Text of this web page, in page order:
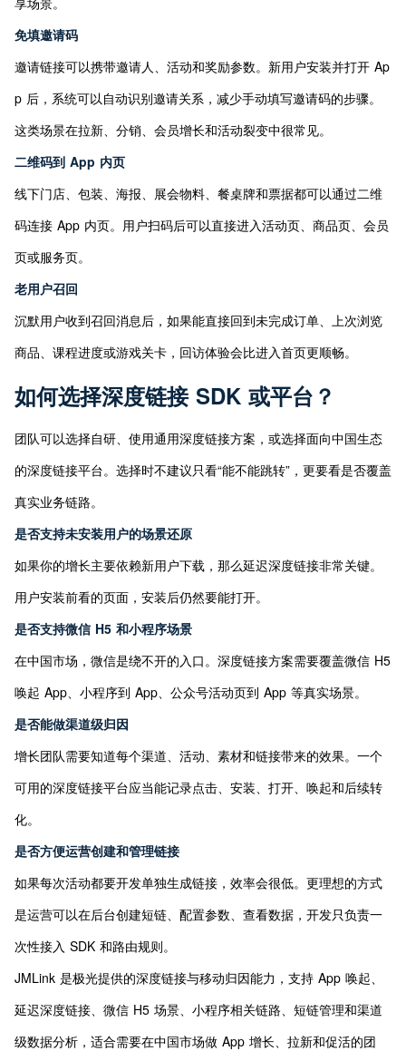
免填邀请码
邀请链接可以携带邀请人、活动和奖励参数。新用户安装并打开 Ap
p 后，系统可以自动识别邀请关系，减少手动填写邀请码的步骤。
这类场景在拉新、分销、会员增长和活动裂变中很常见。
二维码到 App 内页
线下门店、包装、海报、展会物料、餐桌牌和票据都可以通过二维
码连接 App 内页。用户扫码后可以直接进入活动页、商品页、会员
页或服务页。
老用户召回
沉默用户收到召回消息后，如果能直接回到未完成订单、上次浏览
商品、课程进度或游戏关卡，回访体验会比进入首页更顺畅。
如何选择深度链接 SDK 或平台？
团队可以选择自研、使用通用深度链接方案，或选择面向中国生态
的深度链接平台。选择时不建议只看“能不能跳转”，更要看是否覆盖
真实业务链路。
是否支持未安装用户的场景还原
如果你的增长主要依赖新用户下载，那么延迟深度链接非常关键。
用户安装前看的页面，安装后仍然要能打开。
是否支持微信 H5 和小程序场景
在中国市场，微信是绕不开的入口。深度链接方案需要覆盖微信 H5
唤起 App、小程序到 App、公众号活动页到 App 等真实场景。
是否能做渠道级归因
增长团队需要知道每个渠道、活动、素材和链接带来的效果。一个
可用的深度链接平台应当能记录点击、安装、打开、唤起和后续转
化。
是否方便运营创建和管理链接
如果每次活动都要开发单独生成链接，效率会很低。更理想的方式
是运营可以在后台创建短链、配置参数、查看数据，开发只负责一
次性接入 SDK 和路由规则。
JMLink 是极光提供的深度链接与移动归因能力，支持 App 唤起、
延迟深度链接、微信 H5 场景、小程序相关链路、短链管理和渠道
级数据分析，适合需要在中国市场做 App 增长、拉新和促活的团